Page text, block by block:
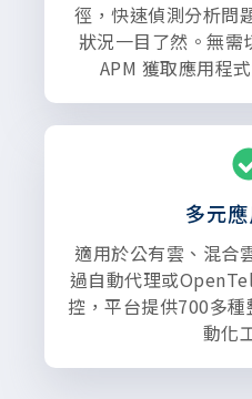
徑，快速偵測分析問
狀況一目了然。無需
APM 獲取應用程
多元
適用於公有雲、混合
過自動代理或
控，平台提供700多
動化